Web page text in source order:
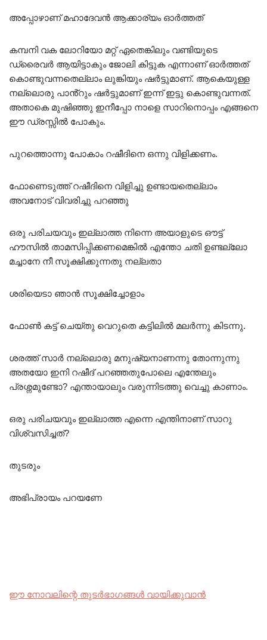
അപ്പോഴാണ് മഹാദേവൻ ആക്കാര്യം ഓർത്തത്
കമ്പനി വക ലോറിയോ മറ്റ് ഏതെങ്കിലും വണ്ടിയുടെ
ഡ്രൈവർ ആയിട്ടാകും ജോലി കിട്ടുക എന്നാണ് ഓർത്തത്
കൊണ്ടുവന്നതെല്ലാം ലുങ്കിയും ഷർട്ടുമാണ്. ആകെയുള്ള
നല്ലൊരു പാൻ്റും ഷർട്ടുമാണ് ഇന്ന് ഇട്ടു കൊണ്ടുവന്നത്.
അതാകെ മുഷിഞ്ഞു ഇനീപ്പോ നാളെ സാറിനൊപ്പം എങ്ങനെ
ഈ ഡ്രസ്സിൽ പോകും.
പുറത്തൊന്നു പോകാം റഷീദിനെ ഒന്നു വിളിക്കണം.
ഫോണെടുത്ത് റഷീദിനെ വിളിച്ചു ഉണ്ടായതെല്ലാം
അവനോട് വിവരിച്ചു പറഞ്ഞു
ഒരു പരിചയവും ഇല്ലാത്ത നിന്നെ അയാളുടെ ഔട്ട്
ഹൗസിൽ താമസിപ്പിക്കണമെങ്കിൽ എന്തോ ചതി ഉണ്ടല്ലോ
മച്ചാനേ നീ സൂക്ഷിക്കുന്നതു നല്ലതാ
ശരിയെടാ ഞാൻ സൂക്ഷിച്ചോളാം
ഫോൺ കട്ട് ചെയ്തു വെറുതെ കട്ടിലിൽ മലർന്നു കിടന്നു.
ശരത്ത് സാർ നല്ലൊരു മനുഷ്യനാണന്നു തോന്നുന്നു
അതയോ ഇനി റഷീദ് പറഞ്ഞതുപോലെ എന്തേലും
പ്രശ്നമുണ്ടോ? എന്തായാലും വരുന്നിടത്തു വെച്ചു കാണാം.
ഒരു പരിചയവും ഇല്ലാത്ത എന്നെ എന്തിനാണ് സാറു
വിശ്വസിച്ചത്?
തുടരും
അഭിപ്രായം പറയണേ
ഈ നോവലിന്റെ തുടർഭാഗങ്ങൾ വായിക്കുവാൻ